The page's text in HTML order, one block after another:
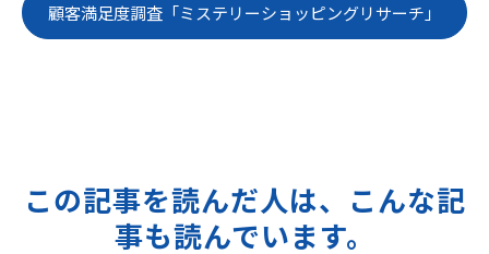
顧客満足度調査「ミステリーショッピングリサーチ」
この記事を読んだ人は、こんな記
事も読んでいます。